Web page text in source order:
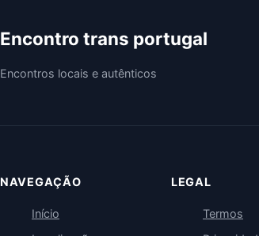
Encontro trans portugal
Encontros locais e autênticos
NAVEGAÇÃO
Início
LEGAL
Termos